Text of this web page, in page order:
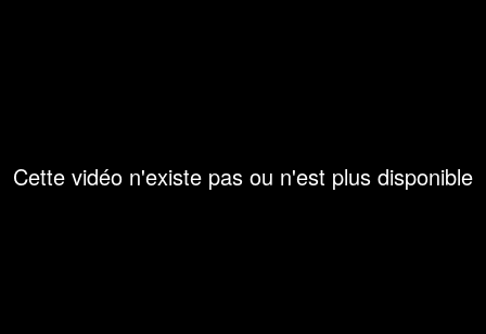
Cette vidéo n'existe pas ou n'est plus disponible